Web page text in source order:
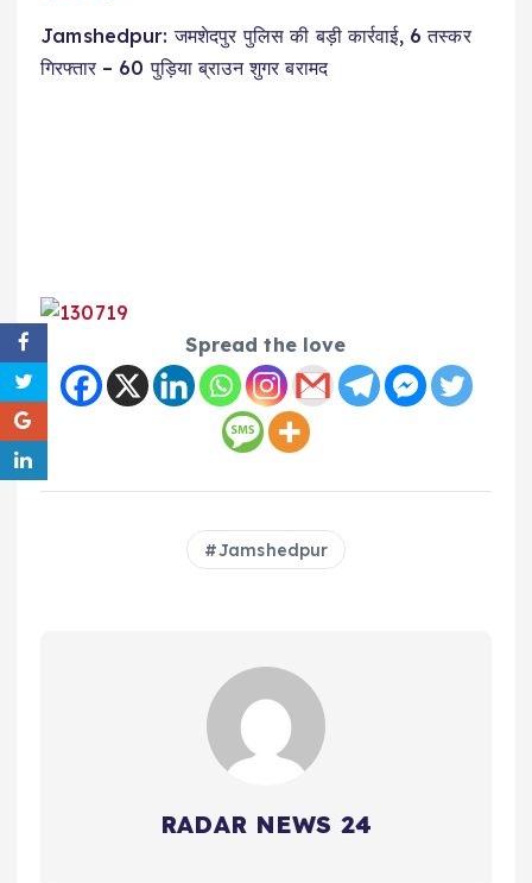
Jamshedpur: जमशेदपुर पुलिस की बड़ी कार्रवाई, 6 तस्कर
गिरफ्तार – 60 पुड़िया ब्राउन शुगर बरामद
Spread the love
Jamshedpur
RADAR NEWS 24